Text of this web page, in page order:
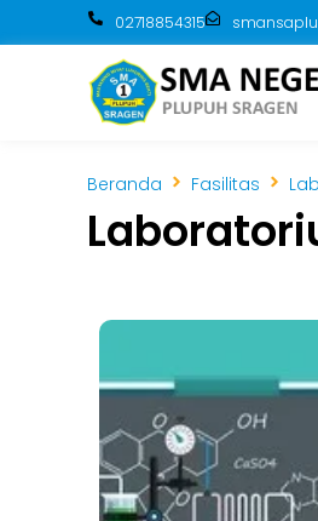
02718854315
Beranda Fasilitas